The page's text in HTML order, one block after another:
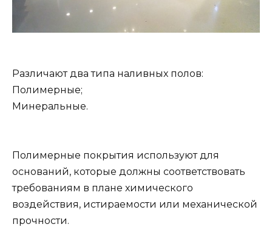
Различают два типа наливных полов:
Полимерные;
Минеральные.
Полимерные покрытия используют для
оснований, которые должны соответствовать
требованиям в плане химического
воздействия, истираемости или механической
прочности.